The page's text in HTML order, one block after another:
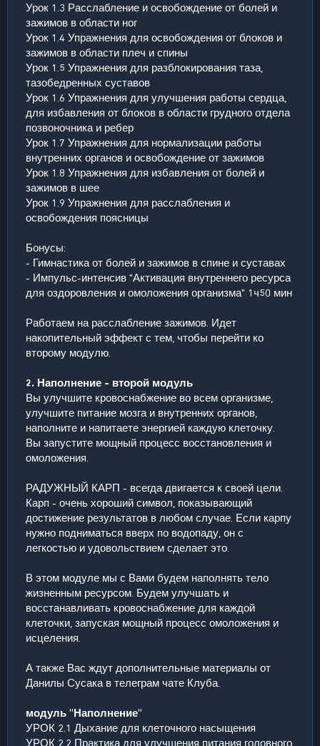
Урок 1.3 Расслабление и освобождение от болей и
зажимов в области ног
Урок 1.4 Упражнения для освобождения от блоков и
зажимов в области плеч и спины
Урок 1.5 Упражнения для разблокирования таза,
тазобедренных суставов
Урок 1.6 Упражнения для улучшения работы сердца,
для избавления от блоков в области грудного отдела
позвоночника и ребер
Урок 1.7 Упражнения для нормализации работы
внутренних органов и освобождение от зажимов
Урок 1.8 Упражнения для избавления от болей и
зажимов в шее
Урок 1.9 Упражнения для расслабления и
освобождения поясницы
Бонусы:
- Гимнастика от болей и зажимов в спине и суставах
- Импульс-интенсив "Активация внутреннего ресурса
для оздоровления и омоложения организма" 1ч50 мин
Работаем на расслабление зажимов. Идет
накопительный эффект с тем, чтобы перейти ко
второму модулю.
2. Наполнение - второй модуль
Вы улучшите кровоснабжение во всем организме,
улучшите питание мозга и внутренних органов,
наполните и напитаете энергией каждую клеточку.
Вы запустите мощный процесс восстановления и
омоложения.
РАДУЖНЫЙ КАРП - всегда двигается к своей цели.
Карп - очень хороший символ, показывающий
достижение результатов в любом случае. Если карпу
нужно подниматься вверх по водопаду, он с
легкостью и удовольствием сделает это.
В этом модуле мы с Вами будем наполнять тело
жизненным ресурсом. Будем улучшать и
восстанавливать кровоснабжение для каждой
клеточки, запуская мощный процесс омоложения и
исцеления.
А также Вас ждут дополнительные материалы от
Данилы Сусака в телеграм чате Клуба.
модуль "Наполнение"
УРОК 2.1 Дыхание для клеточного насыщения
УРОК 2.2 Практика для улучшения питания головного